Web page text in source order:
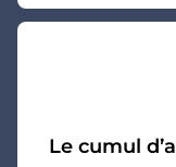
Le cumul